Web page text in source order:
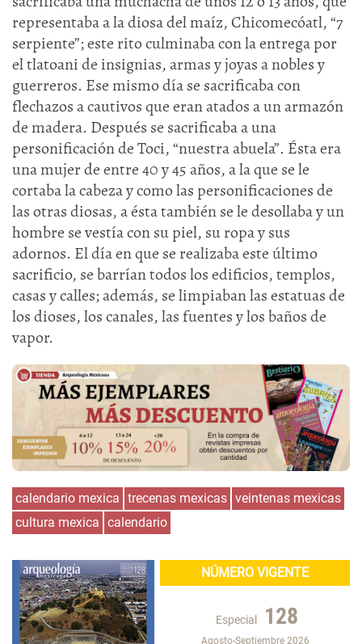
representaba a la diosa del maíz, Chicomecóatl, “7
serpiente”; este rito culminaba con la entrega por
el tlatoani de insignias, armas y joyas a nobles y
guerreros. Ese mismo día se sacrificaba con
flechazos a cautivos que eran atados a un armazón
de madera. Después se sacrificaba a una
personificación de Toci, “nuestra abuela”. Ésta era
una mujer de entre 40 y 45 años, a la que se le
cortaba la cabeza y como las personificaciones de
las otras diosas, a ésta también se le desollaba y un
hombre se vestía con su piel, su ropa y sus
adornos. El día en que se realizaba este último
sacrificio, se barrían todos los edificios, templos,
casas y calles; además, se limpiaban las estatuas de
los dioses, los canales, las fuentes y los baños de
vapor.
calendario mexica trecenas mexicas veintenas mexicas
cultura mexica calendario
NÚMERO VIGENTE
Especial 128
Agosto-Septiembre 2026